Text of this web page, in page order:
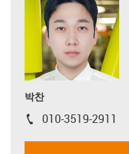
박찬
igus-icon-phone
010-3519-2911